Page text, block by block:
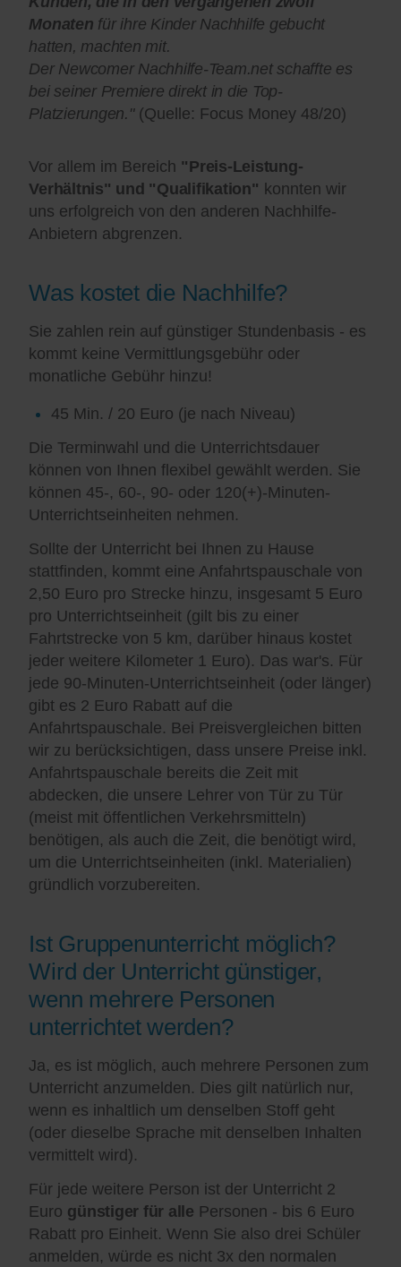
Monaten für ihre Kinder Nachhilfe gebucht
hatten, machten mit.
Der Newcomer Nachhilfe-Team.net schaffte es
bei seiner Premiere direkt in die Top-
Platzierungen."(Quelle: Focus Money 48/20)
Vor allem im Bereich "Preis-Leistung-
Verhältnis" und "Qualifikation" konnten wir
uns erfolgreich von den anderen Nachhilfe-
Anbietern abgrenzen.
Was kostet die Nachhilfe?
Sie zahlen rein auf günstiger Stundenbasis - es
kommt keine Vermittlungsgebühr oder
monatliche Gebühr hinzu!
45 Min. / 20 Euro (je nach Niveau)
Die Terminwahl und die Unterrichtsdauer
können von Ihnen flexibel gewählt werden. Sie
können 45-, 60-, 90- oder 120(+)-Minuten-
Unterrichtseinheiten nehmen.
Sollte der Unterricht bei Ihnen zu Hause
stattfinden, kommt eine Anfahrtspauschale von
2,50 Euro pro Strecke hinzu, insgesamt 5 Euro
pro Unterrichtseinheit (gilt bis zu einer
Fahrtstrecke von 5 km, darüber hinaus kostet
jeder weitere Kilometer 1 Euro). Das war's. Für
jede 90-Minuten-Unterrichtseinheit (oder länger)
gibt es 2 Euro Rabatt auf die
Anfahrtspauschale. Bei Preisvergleichen bitten
wir zu berücksichtigen, dass unsere Preise inkl.
Anfahrtspauschale bereits die Zeit mit
abdecken, die unsere Lehrer von Tür zu Tür
(meist mit öffentlichen Verkehrsmitteln)
benötigen, als auch die Zeit, die benötigt wird,
um die Unterrichtseinheiten (inkl. Materialien)
gründlich vorzubereiten.
Ist Gruppenunterricht möglich?
Wird der Unterricht günstiger,
wenn mehrere Personen
unterrichtet werden?
Ja, es ist möglich, auch mehrere Personen zum
Unterricht anzumelden. Dies gilt natürlich nur,
wenn es inhaltlich um denselben Stoff geht
(oder dieselbe Sprache mit denselben Inhalten
vermittelt wird).
Für jede weitere Person ist der Unterricht 2
Euro günstiger für alle Personen - bis 6 Euro
Rabatt pro Einheit. Wenn Sie also drei Schüler
anmelden, würde es nicht 3x den normalen